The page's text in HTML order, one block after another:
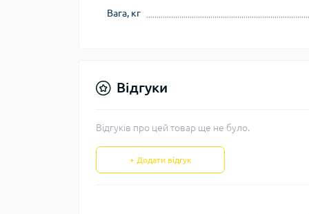
Вага, кг
Відгуки
Відгуків про цей товар ще не було.
+ Додати відгук